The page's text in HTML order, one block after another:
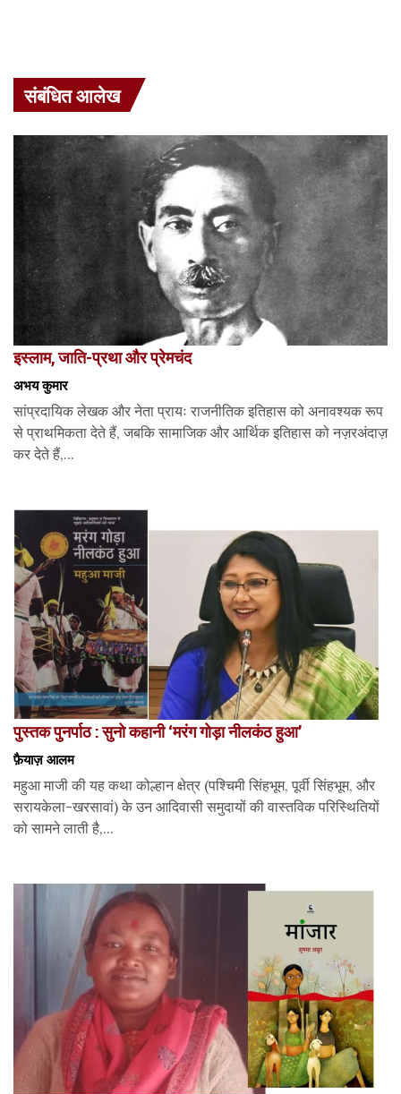
संबंधित आलेख
इस्लाम, जाति-प्रथा और प्रेमचंद
अभय कुमार
सांप्रदायिक लेखक और नेता प्रायः राजनीतिक इतिहास को अनावश्यक रूप
से प्राथमिकता देते हैं, जबकि सामाजिक और आर्थिक इतिहास को नज़रअंदाज़
कर देते हैं,...
पुस्तक पुनर्पाठ : सुनो कहानी ‘मरंग गोड़ा नीलकंठ हुआ’
फ़ैयाज़ आलम
महुआ माजी की यह कथा कोल्हान क्षेत्र (पश्चिमी सिंहभूम, पूर्वी सिंहभूम, और
सरायकेला-खरसावां) के उन आदिवासी समुदायों की वास्तविक परिस्थितियों
को सामने लाती है,...